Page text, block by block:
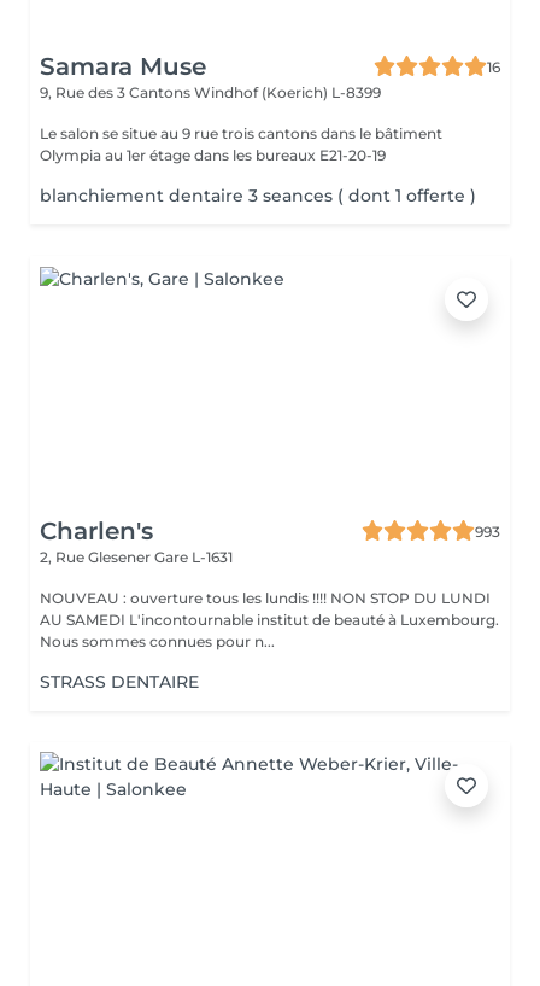
Samara Muse
16
9, Rue des 3 Cantons Windhof (Koerich) L-8399
Le salon se situe au 9 rue trois cantons dans le bâtiment
Olympia au 1er étage dans les bureaux E21-20-19
blanchiement dentaire 3 seances ( dont 1 offerte )
Charlen's
993
2, Rue Glesener Gare L-1631
NOUVEAU : ouverture tous les lundis !!!! NON STOP DU LUNDI
AU SAMEDI L'incontournable institut de beauté à Luxembourg.
Nous sommes connues pour n...
STRASS DENTAIRE